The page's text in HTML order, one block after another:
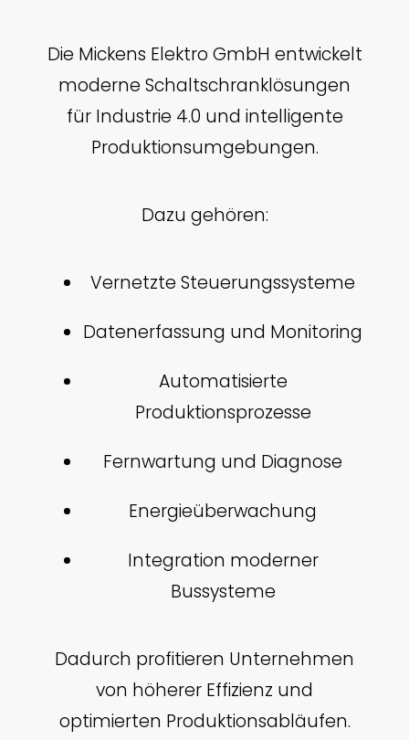
Die Mickens Elektro GmbH entwickelt
moderne Schaltschranklösungen
für Industrie 4.0 und intelligente
Produktionsumgebungen.
Dazu gehören:
Vernetzte Steuerungssysteme
Datenerfassung und Monitoring
Automatisierte
Produktionsprozesse
Fernwartung und Diagnose
Energieüberwachung
Integration moderner
Bussysteme
Dadurch profitieren Unternehmen
von höherer Effizienz und
optimierten Produktionsabläufen.